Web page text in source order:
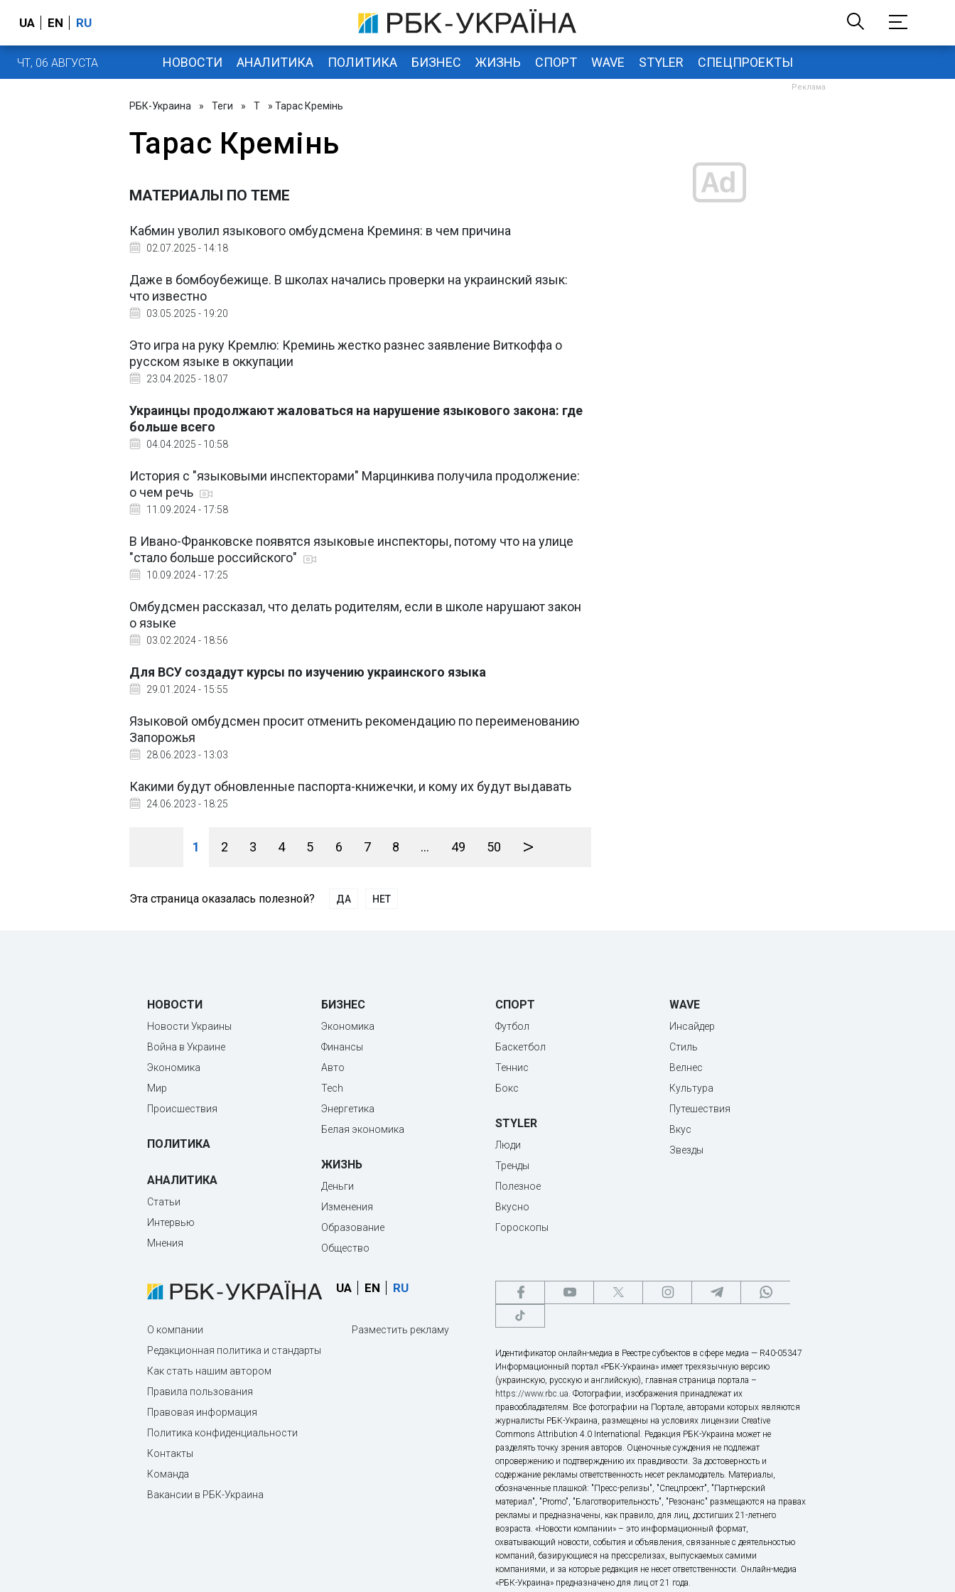
UA EN RU
ЧТ, 06 АВГУСТА НОВОСТИ АНАЛИТИКА ПОЛИТИКА БИЗНЕС ЖИЗНЬ СПОРТ WAVE STYLER СПЕЦПРОЕКТЫ
РБК-Украина » Теги » Т » Тарас Кремінь
Тарас Кремінь
МАТЕРИАЛЫ ПО ТЕМЕ
Кабмин уволил языкового омбудсмена Креминя: в чем причина
02.07.2025 - 14:18
Даже в бомбоубежище. В школах начались проверки на украинский язык:
что известно
03.05.2025 - 19:20
Это игра на руку Кремлю: Креминь жестко разнес заявление Виткоффа о
русском языке в оккупации
23.04.2025 - 18:07
Украинцы продолжают жаловаться на нарушение языкового закона: где
больше всего
04.04.2025 - 10:58
История с "языковыми инспекторами" Марцинкива получила продолжение:
о чем речь
11.09.2024 - 17:58
В Ивано-Франковске появятся языковые инспекторы, потому что на улице
"стало больше российского"
10.09.2024 - 17:25
Омбудсмен рассказал, что делать родителям, если в школе нарушают закон
о языке
03.02.2024 - 18:56
Для ВСУ создадут курсы по изучению украинского языка
29.01.2024 - 15:55
Языковой омбудсмен просит отменить рекомендацию по переименованию
Запорожья
28.06.2023 - 13:03
Какими будут обновленные паспорта-книжечки, и кому их будут выдавать
24.06.2023 - 18:25
1 2 3 4 5 6 7 8 ... 49 50 >
Эта страница оказалась полезной? ДА НЕТ
НОВОСТИ
Новости Украины
Война в Украине
Экономика
Мир
Происшествия
ПОЛИТИКА
АНАЛИТИКА
Статьи
Интервью
Мнения
БИЗНЕС
Экономика
Финансы
Авто
Tech
Энергетика
Белая экономика
ЖИЗНЬ
Деньги
Изменения
Образование
Общество
СПОРТ
Футбол
Баскетбол
Теннис
Бокс
STYLER
Люди
Тренды
Полезное
Вкусно
Гороскопы
WAVE
Инсайдер
Стиль
Велнес
Культура
Путешествия
Вкус
Звезды
UA EN RU
О компании
Редакционная политика и стандарты
Как стать нашим автором
Правила пользования
Правовая информация
Политика конфиденциальности
Контакты
Команда
Вакансии в РБК-Украина
Разместить рекламу
Идентификатор онлайн-медиа в Реестре субъектов в сфере медиа — R40-05347
Информационный портал «РБК-Украина» имеет трехязычную версию
(украинскую, русскую и английскую), главная страница портала –
https://www.rbc.ua. Фотографии, изображения принадлежат их
правообладателям. Все фотографии на Портале, авторами которых являются
журналисты РБК-Украина, размещены на условиях лицензии Creative
Commons Attribution 4.0 International. Редакция РБК-Украина может не
разделять точку зрения авторов. Оценочные суждения не подлежат
опровержению и подтверждению их правдивости. За достоверность и
содержание рекламы ответственность несет рекламодатель. Материалы,
обозначенные плашкой: "Пресс-релизы", "Спецпроект", "Партнерский
материал", "Promo", "Благотворительность", "Резонанс" размещаются на правах
рекламы и предназначены, как правило, для лиц, достигших 21-летнего
возраста. «Новости компании» – это информационный формат,
охватывающий новости, события и объявления, связанные с деятельностью
компаний, базирующиеся на прессрелизах, выпускаемых самими
компаниями, и за которые редакция не несет ответственности. Онлайн-медиа
«РБК-Украина» предназначено для лиц от 21 года.